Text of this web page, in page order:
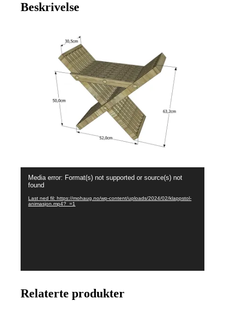
Beskrivelse
Media error: Format(s) not supported or source(s) not
found
Last ned fil: https://mohaug.no/wp-content/uploads/2024/02/klappstol-
animasjon.mp4?_=1
Relaterte produkter